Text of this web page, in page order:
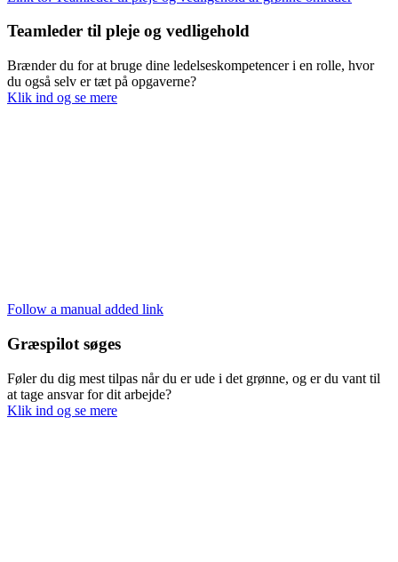
Teamleder til pleje og vedligehold
Brænder du for at bruge dine ledelseskompetencer i en rolle, hvor
du også selv er tæt på opgaverne?
Klik ind og se mere
Follow a manual added link
Græspilot søges
Føler du dig mest tilpas når du er ude i det grønne, og er du vant til
at tage ansvar for dit arbejde?
Klik ind og se mere